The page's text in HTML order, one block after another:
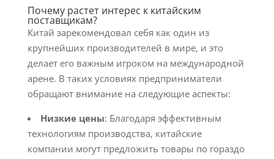
Почему растет интерес к китайским
поставщикам?
Китай зарекомендовал себя как один из
крупнейших производителей в мире, и это
делает его важным игроком на международной
арене. В таких условиях предприниматели
обращают внимание на следующие аспекты:
Низкие цены: Благодаря эффективным
технологиям производства, китайские
компании могут предложить товары по гораздо